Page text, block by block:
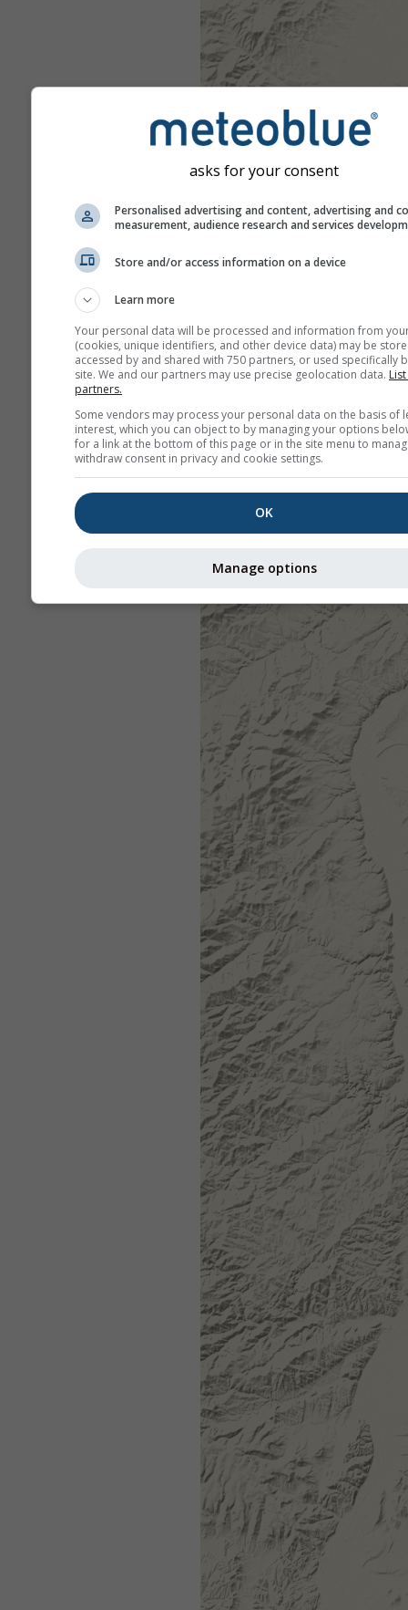
asks for your consent
Personalised advertising and content, advertising and
measurement, audience research and services
Store and/or access information on a device
Learn more
Your personal data will be processed and information from
(cookies, unique identifiers, and other device data) may be
accessed by and shared with 750 partners, or used specifically
site. We and our partners may use precise geolocation data.
partners.
Some vendors may process your personal data on the basis of
interest, which you can object to by managing your options
for a link at the bottom of this page or in the site menu to
withdraw consent in privacy and cookie settings.
OK
Manage options